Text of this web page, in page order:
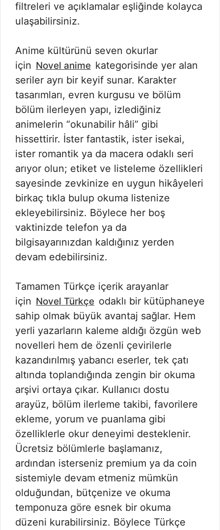
filtreleri ve açıklamalar eşliğinde kolayca
ulaşabilirsiniz.
Anime kültürünü seven okurlar
için Novel anime kategorisinde yer alan
seriler ayrı bir keyif sunar. Karakter
tasarımları, evren kurgusu ve bölüm
bölüm ilerleyen yapı, izlediğiniz
animelerin “okunabilir hâli” gibi
hissettirir. İster fantastik, ister isekai,
ister romantik ya da macera odaklı seri
arıyor olun; etiket ve listeleme özellikleri
sayesinde zevkinize en uygun hikâyeleri
birkaç tıkla bulup okuma listenize
ekleyebilirsiniz. Böylece her boş
vaktinizde telefon ya da
bilgisayarınızdan kaldığınız yerden
devam edebilirsiniz.
Tamamen Türkçe içerik arayanlar
için Novel Türkçe odaklı bir kütüphaneye
sahip olmak büyük avantaj sağlar. Hem
yerli yazarların kaleme aldığı özgün web
novelleri hem de özenli çevirilerle
kazandırılmış yabancı eserler, tek çatı
altında toplandığında zengin bir okuma
arşivi ortaya çıkar. Kullanıcı dostu
arayüz, bölüm ilerleme takibi, favorilere
ekleme, yorum ve puanlama gibi
özelliklerle okur deneyimi desteklenir.
Ücretsiz bölümlerle başlamanız,
ardından isterseniz premium ya da coin
sistemiyle devam etmeniz mümkün
olduğundan, bütçenize ve okuma
temponuza göre esnek bir okuma
düzeni kurabilirsiniz. Böylece Türkçe